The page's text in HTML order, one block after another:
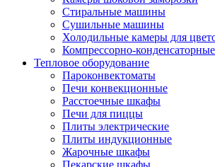
Стиральные машины
Сушильные машины
Холодильные камеры для
Компрессорно-
Тепловое оборудование
Пароконвектоматы
Печи конвекционные
Расстоечные шкафы
Печи для пиццы
Плиты электрические
Плиты индукционные
Жарочные шкафы
Пекарские шкафы